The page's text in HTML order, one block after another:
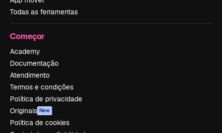
Todas as ferramentas
Começar
Academy
Documentação
Atendimento
Termos e condições
Política de privacidade
Originais New
Política de cookies